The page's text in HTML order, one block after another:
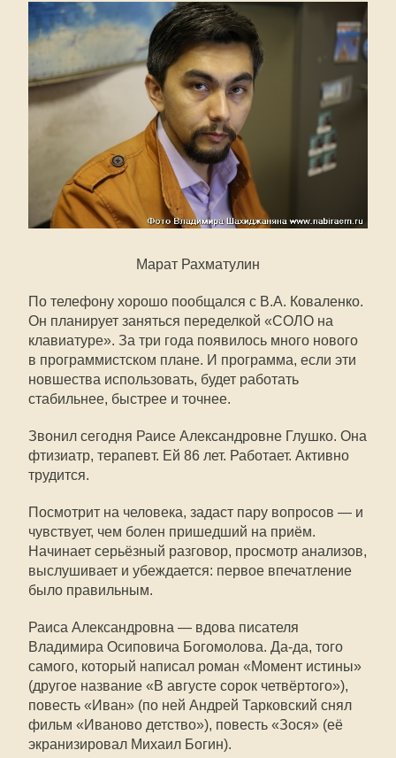
Марат Рахматулин
По телефону хорошо пообщался с В.А. Коваленко.
Он планирует заняться переделкой «СОЛО на
клавиатуре». За три года появилось много нового
в программистском плане. И программа, если эти
новшества использовать, будет работать
стабильнее, быстрее и точнее.
Звонил сегодня Раисе Александровне Глушко. Она
фтизиатр, терапевт. Ей 86 лет. Работает. Активно
трудится.
Посмотрит на человека, задаст пару вопросов — и
чувствует, чем болен пришедший на приём.
Начинает серьёзный разговор, просмотр анализов,
выслушивает и убеждается: первое впечатление
было правильным.
Раиса Александровна — вдова писателя
Владимира Осиповича Богомолова. Да-да, того
самого, который написал роман «Момент истины»
(другое название «В августе сорок четвёртого»),
повесть «Иван» (по ней Андрей Тарковский снял
фильм «Иваново детство»), повесть «Зося» (её
экранизировал Михаил Богин).